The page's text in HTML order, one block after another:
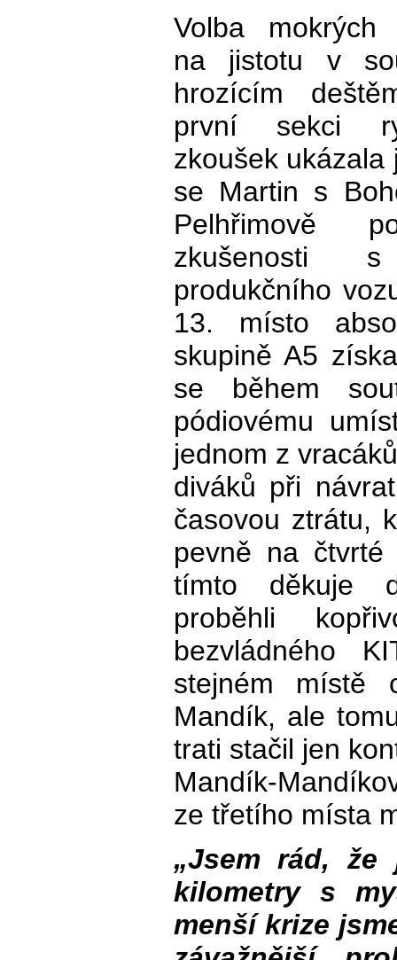
Volba mokrých
na jistotu v
hrozícím
první sekci
zkoušek
se Martin s
Pelhřimově
zkušenosti
produkčního
13. místo
skupině A5
se během
pódiovému
jednom z
diváků při
časovou ztrátu,
pevně na
tímto děkuje
proběhli
bezvládného
stejném místě
Mandík, ale
trati stačil jen
Mandík-
ze třetího místa
„Jsem rád,
kilometry s
menší krize